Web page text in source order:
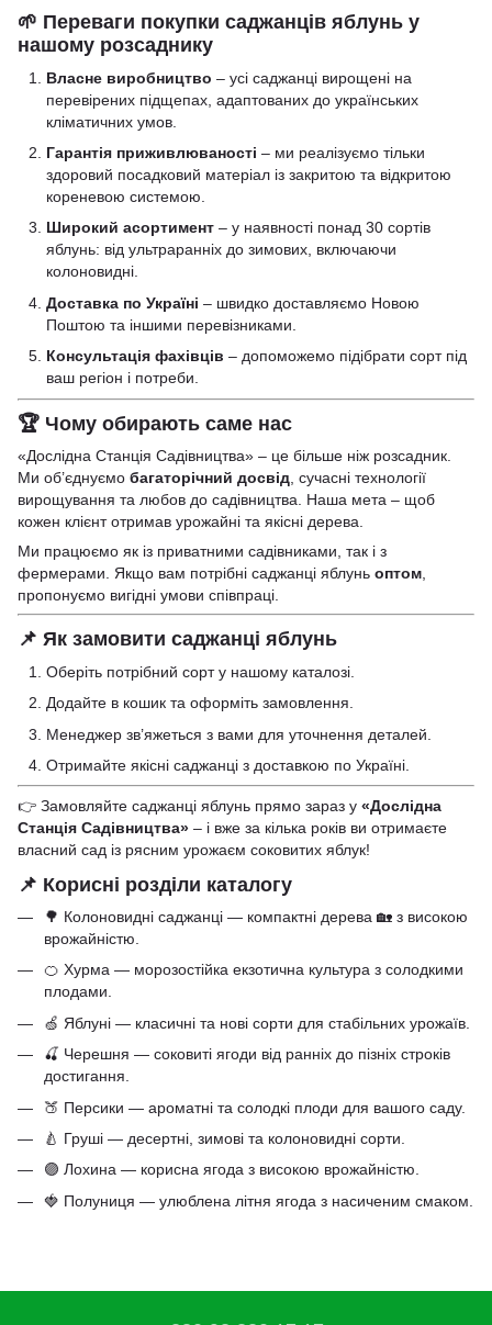
🌱 Переваги покупки саджанців яблунь у
нашому розсаднику
Власне виробництво – усі саджанці вирощені на
перевірених підщепах, адаптованих до українських
кліматичних умов.
Гарантія приживлюваності – ми реалізуємо тільки
здоровий посадковий матеріал із закритою та відкритою
кореневою системою.
Широкий асортимент – у наявності понад 30 сортів
яблунь: від ультраранніх до зимових, включаючи
колоновидні.
Доставка по Україні – швидко доставляємо Новою
Поштою та іншими перевізниками.
Консультація фахівців – допоможемо підібрати сорт під
ваш регіон і потреби.
🏆 Чому обирають саме нас
«Дослідна Станція Садівництва» – це більше ніж розсадник.
Ми об’єднуємо багаторічний досвід, сучасні технології
вирощування та любов до садівництва. Наша мета – щоб
кожен клієнт отримав урожайні та якісні дерева.
Ми працюємо як із приватними садівниками, так і з
фермерами. Якщо вам потрібні саджанці яблунь оптом,
пропонуємо вигідні умови співпраці.
📌 Як замовити саджанці яблунь
Оберіть потрібний сорт у нашому каталозі.
Додайте в кошик та оформіть замовлення.
Менеджер зв’яжеться з вами для уточнення деталей.
Отримайте якісні саджанці з доставкою по Україні.
👉 Замовляйте саджанці яблунь прямо зараз у «Дослідна
Станція Садівництва» – і вже за кілька років ви отримаєте
власний сад із рясним урожаєм соковитих яблук!
📌 Корисні розділи каталогу
🌳 Колоновидні саджанці — компактні дерева 🏡 з високою
врожайністю.
🍊 Хурма — морозостійка екзотична культура з солодкими
плодами.
🍏 Яблуні — класичні та нові сорти для стабільних урожаїв.
🍒 Черешня — соковиті ягоди від ранніх до пізніх строків
достигання.
🍑 Персики — ароматні та солодкі плоди для вашого саду.
🍐 Груші — десертні, зимові та колоновидні сорти.
🟣 Лохина — корисна ягода з високою врожайністю.
🍓 Полуниця — улюблена літня ягода з насиченим смаком.